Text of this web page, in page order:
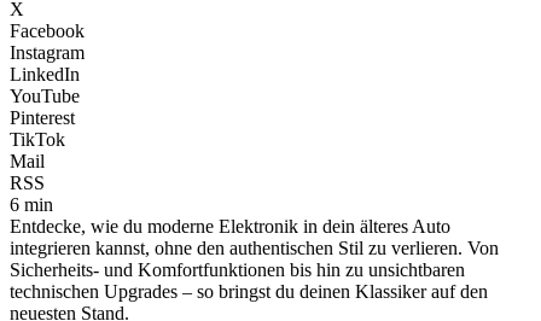
X
Facebook
Instagram
LinkedIn
YouTube
Pinterest
TikTok
Mail
RSS
6 min
Entdecke, wie du moderne Elektronik in dein älteres Auto
integrieren kannst, ohne den authentischen Stil zu verlieren. Von
Sicherheits- und Komfortfunktionen bis hin zu unsichtbaren
technischen Upgrades – so bringst du deinen Klassiker auf den
neuesten Stand.